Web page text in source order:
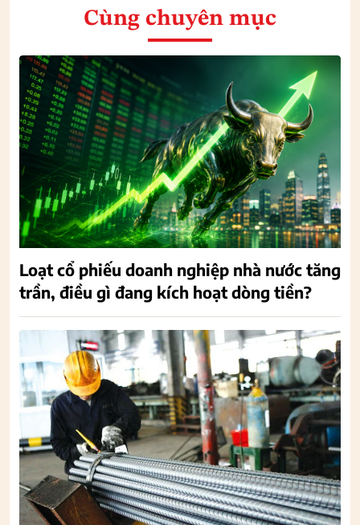
Cùng chuyên mục
Loạt cổ phiếu doanh nghiệp nhà nước tăng
trần, điều gì đang kích hoạt dòng tiền?